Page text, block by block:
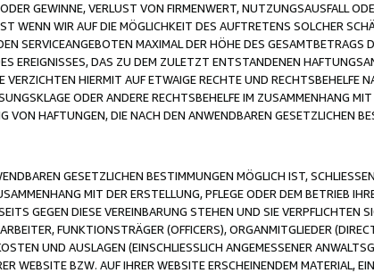
GEWINNE, VERLUST VON FIRMENWERT, NUTZUNGSAUSFALL
WENN WIR AUF DIE MÖGLICHKEIT DES AUFTRETENS SOLCHER
SERVICEANGEBOTEN MAXIMAL DER HÖHE DES GESAMTBETRAGS
DAS ZU DEM ZULETZT ENTSTANDENEN
HIERMIT AUF ETWAIGE RECHTE UND RECHTSBEHELFE
ODER ANDERE RECHTSBEHELFE IM ZUSAMMENHANG
VON HAFTUNGEN, DIE NACH DEN ANWENDBAREN GESETZLICHEN
GESETZLICHEN BESTIMMUNGEN MÖGLICH IST,
MIT DER ERSTELLUNG, PFLEGE ODER DEM BETRIEB
GEGEN DIESE VEREINBARUNG STEHEN UND SIE VERPFLICHTEN
FUNKTIONSTRÄGER (OFFICERS), ORGANMITGLIEDER
UND AUSLAGEN (EINSCHLIESSLICH ANGEMESSENER
WEBSITE BZW. AUF IHRER WEBSITE ERSCHEINENDEM MATERIAL,